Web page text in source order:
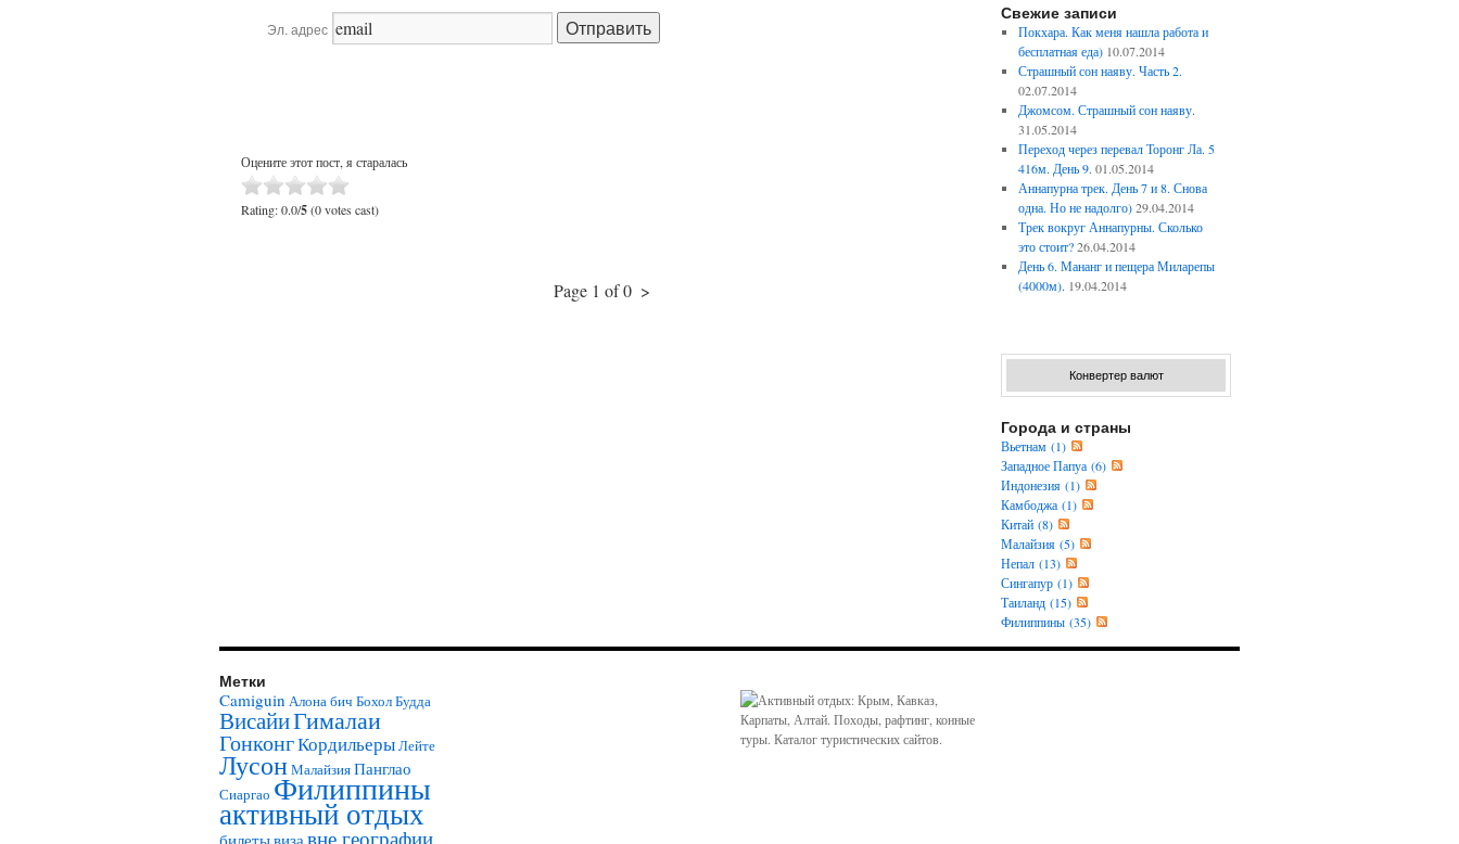
Эл. адрес
Оцените этот пост, я старалась
Rating: 0.0/5(0 votes cast)
Page 1 of 0 >
Свежие записи
Покхара. Как меня нашла работа и
бесплатная еда) 10.07.2014
Страшный сон наяву. Часть 2.
02.07.2014
Джомсом. Страшный сон наяву.
31.05.2014
Переход через перевал Торонг Ла. 5
416м. День 9. 01.05.2014
Аннапурна трек. День 7 и 8. Снова
одна. Но не надолго) 29.04.2014
Трек вокруг Аннапурны. Сколько
это стоит? 26.04.2014
День 6. Мананг и пещера Миларепы
(4000м). 19.04.2014
Конвертер валют
Города и страны
Вьетнам (1)
Западное Папуа (6)
Индонезия (1)
Камбоджа (1)
Китай (8)
Малайзия (5)
Непал (13)
Сингапур (1)
Таиланд (15)
Филиппины (35)
Метки
Camiguin Алона бич БохолБудда
ВисайиГималаи
ГонконгКордильерыЛейте
ЛусонМалайзияПанглао
Сиаргао Филиппины
активный отдых
билетывиза вне географии